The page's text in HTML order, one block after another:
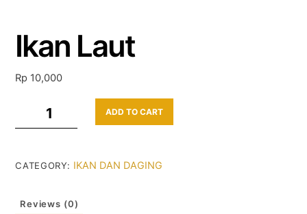
Ikan Laut
Rp 10,000
ADD TO CART
CATEGORY: IKAN DAN DAGING
Reviews (0)